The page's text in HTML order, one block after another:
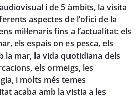
i de 5 àmbits, la visita
aspectes de l’ofici de la
mil·lenaris fins a l’actualitat: els
els espais on es pesca, els
la mar, la vida quotidiana dels
els ormeigs, les
i molts més temes
acaba amb la vistia a les